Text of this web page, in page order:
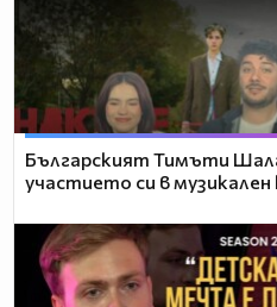
Българският Тимъти
участието си в музикален